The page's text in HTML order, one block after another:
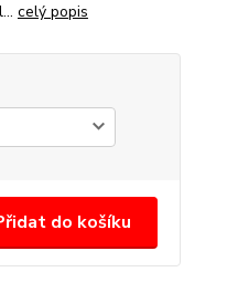
celý popis
do košíku